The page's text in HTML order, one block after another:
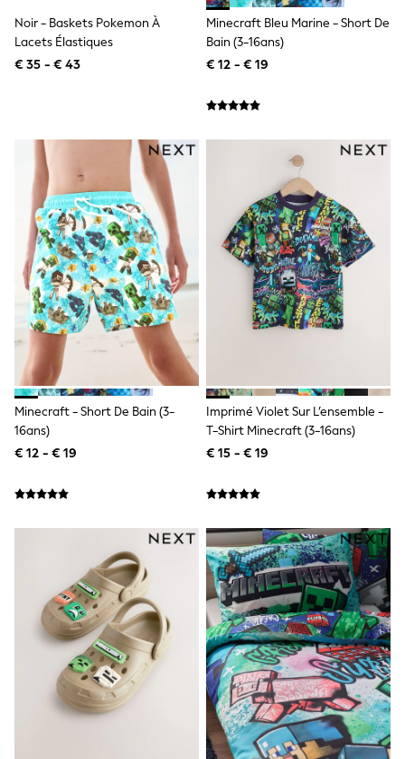
Trousers & Leggings
Sets & Outfits
Tops
Swimwear
Sportswear
Dungarees
Multipacks
All Holiday Shop
Tops
Dresses
Shorts
Skirts
Sandals & Sliders
Rash Vests
Sun Safe Swimwear
Sun Hats & Caps
Denim Jackets
Raincoats
Waterproof
Gilets
Snowsuits
All Footwear
New In
Boots
Half Sizes
Slippers
Trainers
Wellies
Wide Fit
Shoes
All Underwear
Nighties
Noir - Baskets Pokemon À
Lacets Élastiques
€ 35 - € 43
Minecraft Bleu Marine - Short De
Bain (3-16ans)
€ 12 - € 19
Minecraft - Short De Bain (3-
16ans)
€ 12 - € 19
Imprimé Violet Sur L’ensemble -
T-Shirt Minecraft (3-16ans)
€ 15 - € 19